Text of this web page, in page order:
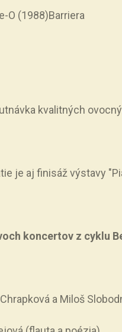
O (1988)Barriera
kvalitných
je aj finisáž výstavy
koncertov z cyklu
a Miloš